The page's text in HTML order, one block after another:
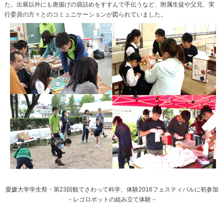
た。出展以外にも唐揚げの袋詰めをすすんで手伝うなど、附属生徒や父兄、実
行委員の方々とのコミュニケーションが図られていました。
愛媛大学学生祭・第23回観てさわって科学、体験2016フェスティバルに初参加
－レゴロボットの組み立て体験－